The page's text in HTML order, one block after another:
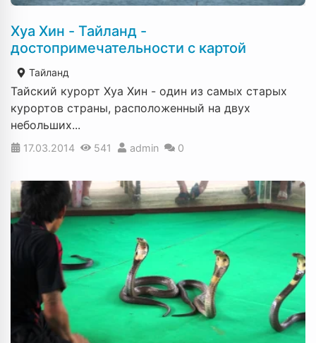
Хуа Хин - Тайланд -
достопримечательности с картой
Тайланд
Тайский курорт Хуа Хин - один из самых старых
курортов страны, расположенный на двух
небольших...
17.03.2014 541 admin 0